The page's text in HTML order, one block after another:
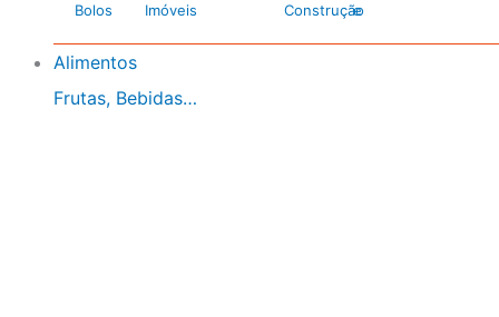
Bolos
Imóveis
Construção
e
Alimentos
Frutas, Bebidas…